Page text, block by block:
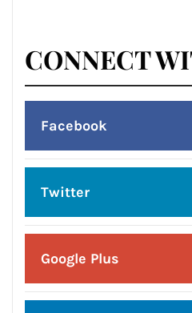
Posted On:8 Aug 2026
लायंस क्लब जालंधर’ ने
भव्य तीज महोत्सव*